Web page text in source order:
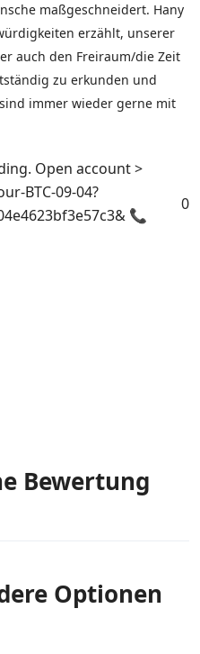
maßgeschneidert. Hany
erzählt, unserer
auch den Freiraum/die Zeit
zu erkunden und
immer wieder gerne mit
Open account >
BTC-09-04?
📞
0
Bewertung
Optionen